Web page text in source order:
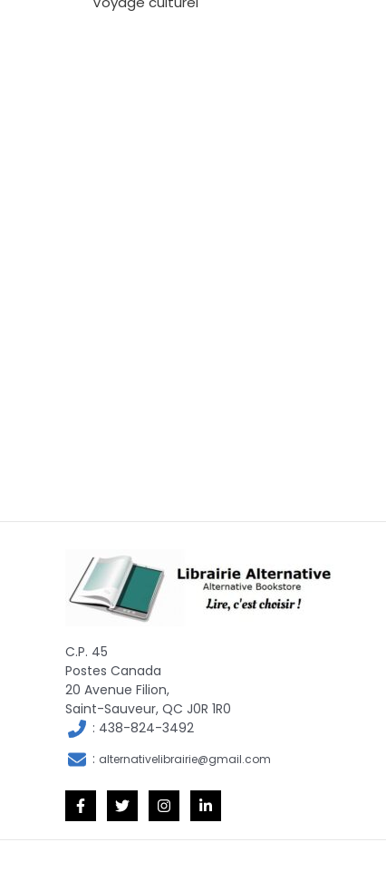
C.P. 45
Postes Canada
20 Avenue Filion,
Saint-Sauveur, QC J0R 1R0
: 438-824-3492
: alternativelibrairie@gmail.com